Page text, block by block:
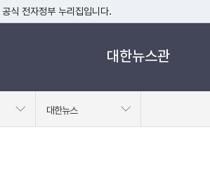
식 전자정부 누리집입니다.
기
누리집은 대한민국 정부기관이 관리하는 누리집입니
대한뉴스관
대한뉴스